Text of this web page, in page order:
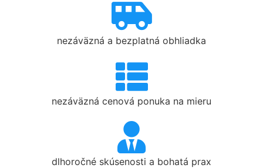
nezáväzná a bezplatná obhliadka
nezáväzná cenová ponuka na mieru
dlhoročné skúsenosti a bohatá prax